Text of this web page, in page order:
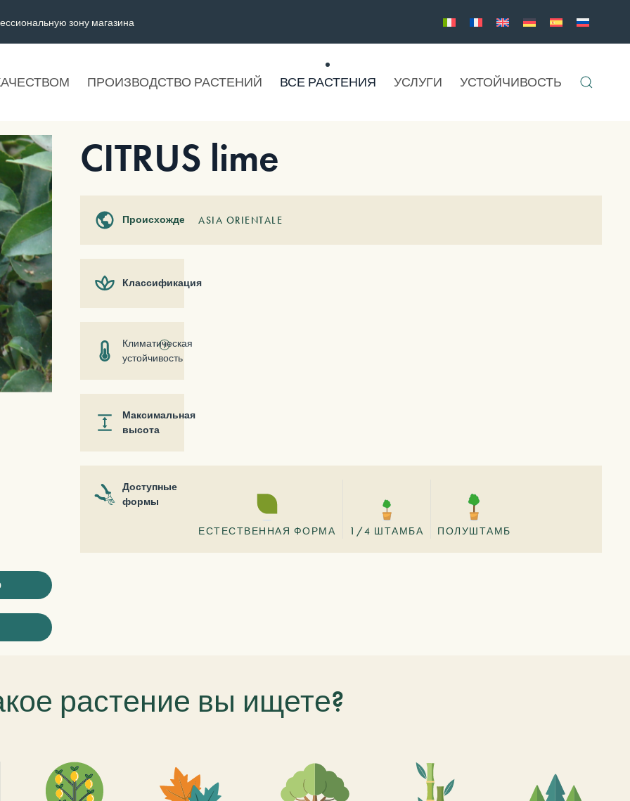
зону магазина
ПРОИЗВОДСТВО РАСТЕНИЙ ВСЕ РАСТЕНИЯ УСЛУГИ УСТОЙЧИВОСТЬ
CITRUS lime
ПроисхождениеASIA ORIENTALE
Классификация
Климатическая
устойчивость
ⓘ
Максимальная
высота
Доступные
формы
ЕСТЕСТВЕННАЯ ФОРМА 1/4 ШТАМБА ПОЛУШТАМБ
растение вы ищете?